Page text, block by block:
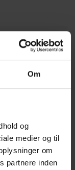
Om
og
medier og til
om
partnere inden